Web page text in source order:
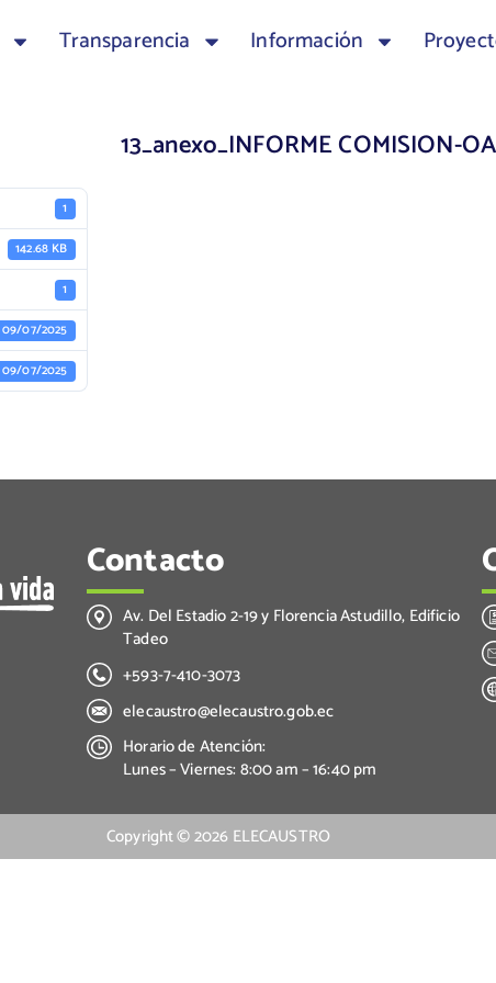
Transparencia Información
1
142.68 KB
1
09/07/2025
09/07/2025
13_anexo_INFORME COMISION-
Contacto
Av. Del Estadio 2-19 y Florencia Astudillo, Edificio
Tadeo
+593-7-410-3073
elecaustro@elecaustro.gob.ec
Horario de Atención:
Lunes – Viernes: 8:00 am – 16:40 pm
Copyright ©2026 ELECAUSTRO